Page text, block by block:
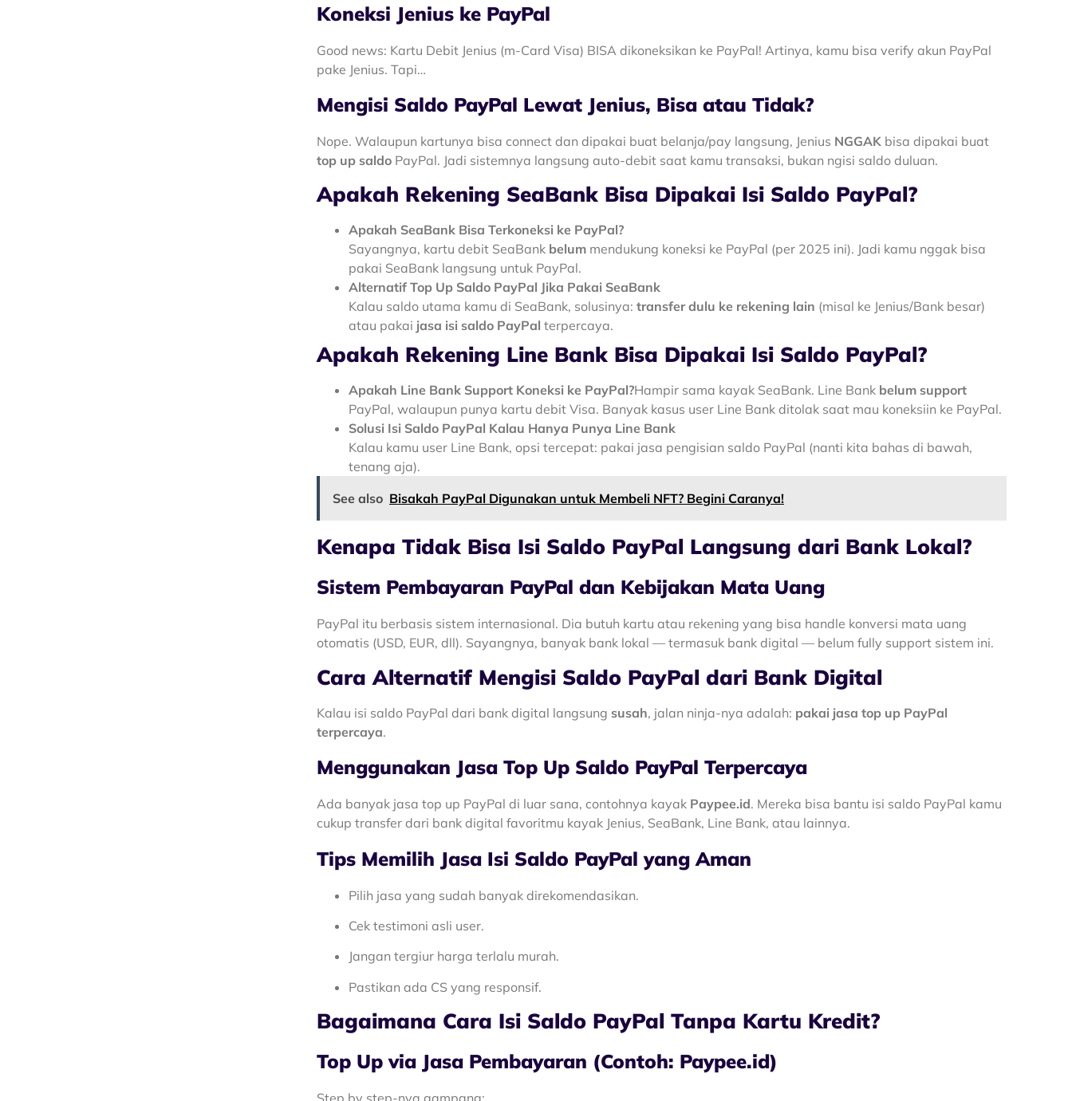
Koneksi Jenius ke PayPal
Good news: Kartu Debit Jenius (m-Card Visa) BISA dikoneksikan ke PayPal! Artinya, kamu bisa verify akun PayPal
pake Jenius. Tapi…
Mengisi Saldo PayPal Lewat Jenius, Bisa atau Tidak?
Nope. Walaupun kartunya bisa connect dan dipakai buat belanja/pay langsung, Jenius NGGAK bisa dipakai buat
top up saldo PayPal. Jadi sistemnya langsung auto-debit saat kamu transaksi, bukan ngisi saldo duluan.
Apakah Rekening SeaBank Bisa Dipakai Isi Saldo PayPal?
Apakah SeaBank Bisa Terkoneksi ke PayPal?
Sayangnya, kartu debit SeaBank belum mendukung koneksi ke PayPal (per 2025 ini). Jadi kamu nggak bisa
pakai SeaBank langsung untuk PayPal.
Alternatif Top Up Saldo PayPal Jika Pakai SeaBank
Kalau saldo utama kamu di SeaBank, solusinya: transfer dulu ke rekening lain (misal ke Jenius/Bank besar)
atau pakai jasa isi saldo PayPal terpercaya.
Apakah Rekening Line Bank Bisa Dipakai Isi Saldo PayPal?
Apakah Line Bank Support Koneksi ke PayPal?Hampir sama kayak SeaBank. Line Bank belum support
PayPal, walaupun punya kartu debit Visa. Banyak kasus user Line Bank ditolak saat mau koneksiin ke PayPal.
Solusi Isi Saldo PayPal Kalau Hanya Punya Line Bank
Kalau kamu user Line Bank, opsi tercepat: pakai jasa pengisian saldo PayPal (nanti kita bahas di bawah,
tenang aja).
See also Bisakah PayPal Digunakan untuk Membeli NFT? Begini Caranya!
Kenapa Tidak Bisa Isi Saldo PayPal Langsung dari Bank Lokal?
Sistem Pembayaran PayPal dan Kebijakan Mata Uang
PayPal itu berbasis sistem internasional. Dia butuh kartu atau rekening yang bisa handle konversi mata uang
otomatis (USD, EUR, dll). Sayangnya, banyak bank lokal — termasuk bank digital — belum fully support sistem ini.
Cara Alternatif Mengisi Saldo PayPal dari Bank Digital
Kalau isi saldo PayPal dari bank digital langsung susah, jalan ninja-nya adalah: pakai jasa top up PayPal
terpercaya.
Menggunakan Jasa Top Up Saldo PayPal Terpercaya
Ada banyak jasa top up PayPal di luar sana, contohnya kayak Paypee.id. Mereka bisa bantu isi saldo PayPal kamu
cukup transfer dari bank digital favoritmu kayak Jenius, SeaBank, Line Bank, atau lainnya.
Tips Memilih Jasa Isi Saldo PayPal yang Aman
Pilih jasa yang sudah banyak direkomendasikan.
Cek testimoni asli user.
Jangan tergiur harga terlalu murah.
Pastikan ada CS yang responsif.
Bagaimana Cara Isi Saldo PayPal Tanpa Kartu Kredit?
Top Up via Jasa Pembayaran (Contoh: Paypee.id)